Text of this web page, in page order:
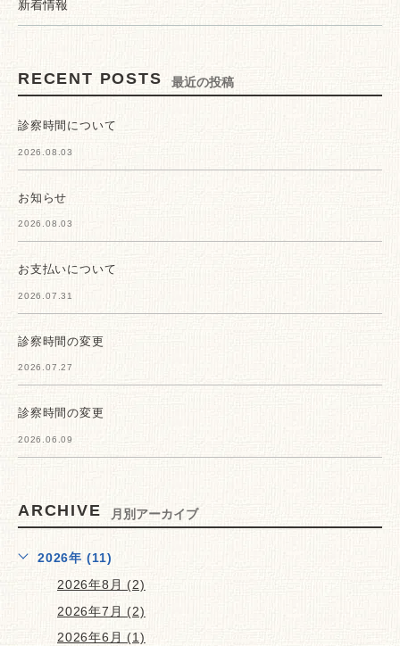
新着情報
RECENT POSTS 最近の投稿
診察時間について
2026.08.03
お知らせ
2026.08.03
お支払いについて
2026.07.31
診察時間の変更
2026.07.27
診察時間の変更
2026.06.09
ARCHIVE 月別アーカイブ
2026年 (11)
2026年8月 (2)
2026年7月 (2)
2026年6月 (1)